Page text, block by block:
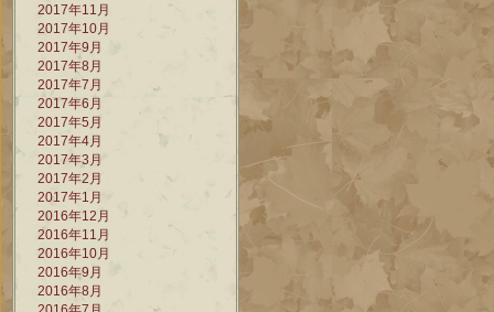
2017年11月
2017年10月
2017年9月
2017年8月
2017年7月
2017年6月
2017年5月
2017年4月
2017年3月
2017年2月
2017年1月
2016年12月
2016年11月
2016年10月
2016年9月
2016年8月